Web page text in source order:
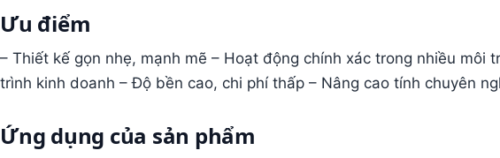
Ưu điểm
– Thiết kế gọn nhẹ, mạnh mẽ – Hoạt động chính xác trong nhiều môi
trình kinh doanh – Độ bền cao, chi phí thấp – Nâng cao tính chuyên
Ứng dụng của sản phẩm